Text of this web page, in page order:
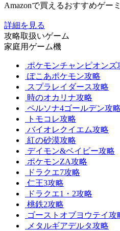
Amazonで買えるおすすめゲー
詳細を見る
攻略取扱いゲーム
家庭用ゲーム機
ポケモンチャンピオンズ
ぽこあポケモン攻略
スプラレイダース攻略
時のオカリナ攻略
ペルソナ4ゴールデン攻略
トモコレ攻略
バイオレクイエム攻略
紅の砂漠攻略
デイモン&ベイビー攻略
ポケモンZA攻略
ドラクエ7攻略
仁王3攻略
ドラクエ1・2攻略
桃鉄2攻略
ゴーストオブヨウテイ攻
メタルギアデルタ攻略